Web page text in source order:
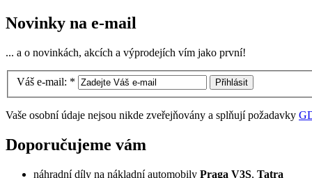
Novinky na e-mail
... a o novinkách, akcích a výprodejích vím jako první!
Váš e-mail: *
Vaše osobní údaje nejsou nikde zveřejňovány a splňují požadavky
Doporučujeme vám
náhradní díly na nákladní automobily Praga V3S, Tatra